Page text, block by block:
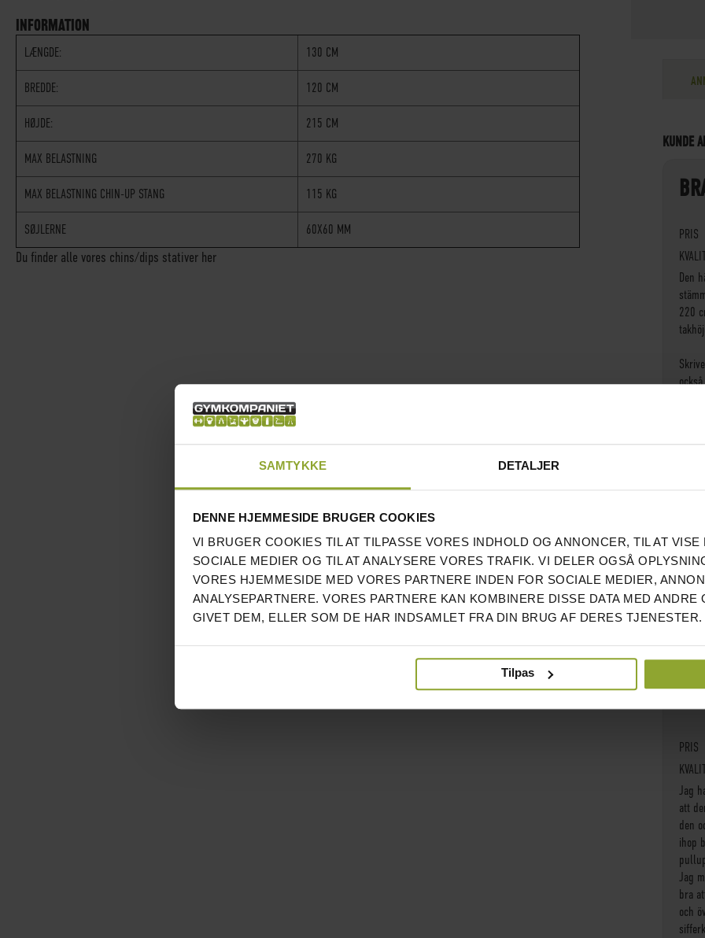
SAMTYKKE DETALJER
DENNE HJEMMESIDE BRUGER COOKIES
VI BRUGER COOKIES TIL AT TILPASSE VORES INDHOLD OG ANNONCER, TIL AT
SOCIALE MEDIER OG TIL AT ANALYSERE VORES TRAFIK. VI DELER OGSÅ
VORES HJEMMESIDE MED VORES PARTNERE INDEN FOR SOCIALE MEDIER,
ANALYSEPARTNERE. VORES PARTNERE KAN KOMBINERE DISSE DATA MED ANDRE
GIVET DEM, ELLER SOM DE HAR INDSAMLET FRA DIN BRUG AF DERES TJENESTER.
Tilpas
KUNDE
PRIS
Den
220
PRIS
på
PRIS
Jag
att
den
ihop
Jag
bra
och
INFORMATION
LÆNGDE: 130 CM
BREDDE: 120 CM
HØJDE: 215 CM
MAX BELASTNING 270 KG
MAX BELASTNING CHIN-UP STANG 115 KG
SØJLERNE 60X60 MM
Du finder alle vores chins/dips stativer her